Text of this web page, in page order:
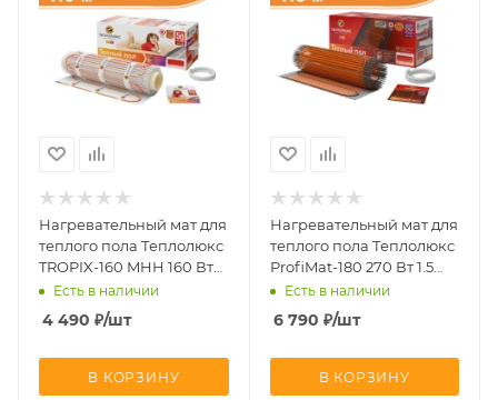
Нагревательный мат для
теплого пола Теплолюкс
TROPIX-160 MHH 160 Вт
1.0 кв.м
Есть в наличии
4 490 ₽/шт
В КОРЗИНУ
Нагревательный мат для
теплого пола Теплолюкс
ProfiMat-180 270 Вт 1.5
кв.мЕсть в наличии
6 790 ₽/шт
В КОРЗИНУ